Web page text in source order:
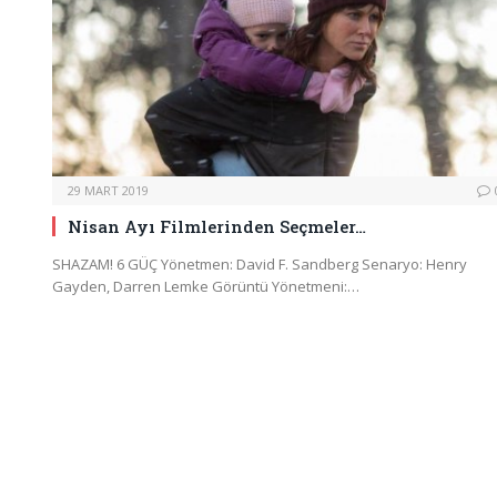
29 MART 2019
Nisan Ayı Filmlerinden Seçmeler…
SHAZAM! 6 GÜÇ Yönetmen: David F. Sandberg Senaryo: Henry
Gayden, Darren Lemke Görüntü Yönetmeni:…